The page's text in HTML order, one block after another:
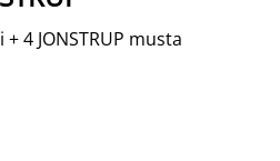
4 JONSTRUP musta